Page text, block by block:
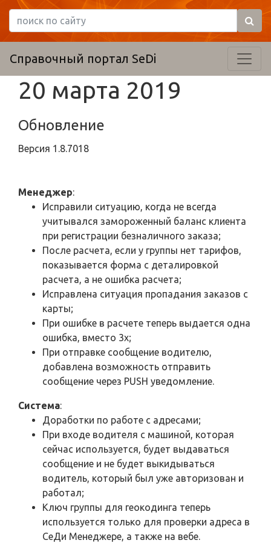
Справочный портал SeDi
20 марта 2019
Обновление
Версия 1.8.7018
Менеджер:
Исправили ситуацию, когда не всегда
учитывался замороженный баланс клиента
при регистрации безналичного заказа;
После расчета, если у группы нет тарифов,
показывается форма с деталировкой
расчета, а не ошибка расчета;
Исправлена ситуация пропадания заказов с
карты;
При ошибке в расчете теперь выдается одна
ошибка, вместо 3х;
При отправке сообщение водителю,
добавлена возможность отправить
сообщение через PUSH уведомление.
Система:
Доработки по работе с адресами;
При входе водителя с машиной, которая
сейчас используется, будет выдаваться
сообщение и не будет выкидываться
водитель, который был уже авторизован и
работал;
Ключ группы для геокодинга теперь
используется только для проверки адреса в
СеДи Менеджере, а также на вебе.